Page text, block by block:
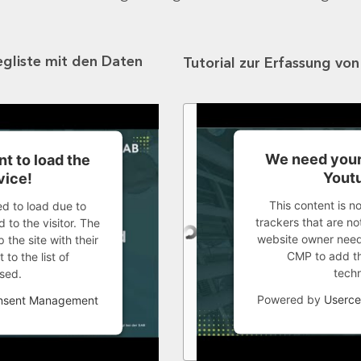
mit den Daten
to load the
to load due to
to the visitor. The
the site with their
to the list of
Management
Tutorial zur Erfassung
We need
This content is
trackers that are
website owner
CMP to add
Powered by